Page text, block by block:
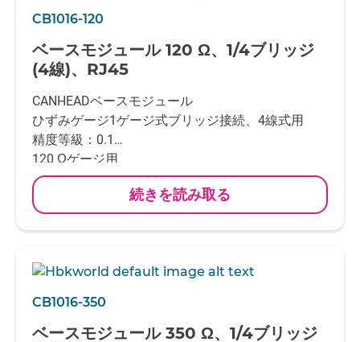
径 0.08～0.5mm^2用)
CANバス接続： DeviceNet M12プラグ
CANHEADアンプモジュールCA1030と一緒に使用
CB1016-120
ベースモジュール 120 Ω、1/4ブリッジ
(4線)、RJ45
CANHEADベースモジュール
ひずみゲージ1ゲージ式ブリッジ接続、4線式用
精度等級：0.1
120 Ωゲージ用
チャンネル数：10チャンネル接続
上記1チャンネルとは別に温度補償用ひずみゲージ
もしくはPT100
接続チャンネルがあります
ひずみゲージ接続：RJ45 or RJ11 plugs
CANバス接続： DeviceNet M12プラグ
続きを読み取る
CB1016-350
ベースモジュール 350 Ω、1/4ブリッジ